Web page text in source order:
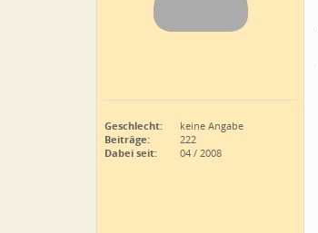
Geschlecht:
keine Angabe
Beiträge:
222
Dabei seit:
04 / 2008